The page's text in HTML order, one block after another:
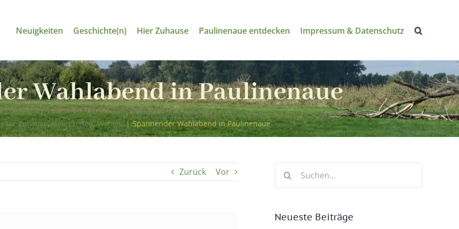
Neuigkeiten Geschichte(n) Hier Zuhause Paulinenaue entdecken Impressum & Datenschutz
Wahlabend in Paulinenaue
Hier Zuhause,Neuigkeiten,Wahlen | Spannender Wahlabend in Paulinenaue
Zurück Vor
Suche
Neueste Beiträge